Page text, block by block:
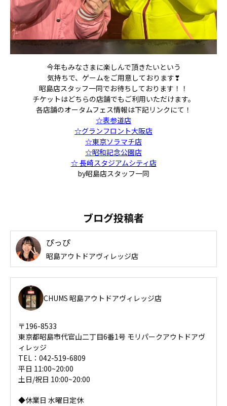
今年もみなさまに楽しんで頂きたいという
気持ちで、ゲームをご用意しております❣
昭島店スタッフ一同でお待ちしております！！
チケットはどちらの店舗でもご利用いただけます。
各店舗のオータムフェス情報は下記リンクにて！
☆表参道店
☆グランフロント大阪店
☆東京ソラマチ店
☆昭和記念公園店
☆長崎スタジアムシティ店
by昭島店スタッフ一同
ブログ投稿者
ぴっぴ
昭島アウトドアヴィレッジ店
CHUMS 昭島アウトドアヴィレッジ店
〒196-8533
東京都昭島市代官山二丁目6番1号 モリパークアウトドアヴ
ィレッジ
TEL：042-519-6809
平日 11:00~20:00
土日/祝日 10:00~20:00
◆休業日 水曜日定休